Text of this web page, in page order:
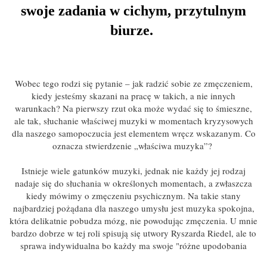
swoje zadania w cichym, przytulnym
biurze.
Wobec tego rodzi się pytanie – jak radzić sobie ze zmęczeniem,
kiedy jesteśmy skazani na pracę w takich, a nie innych
warunkach? Na pierwszy rzut oka może wydać się to śmieszne,
ale tak, słuchanie właściwej muzyki w momentach kryzysowych
dla naszego samopoczucia jest elementem wręcz wskazanym. Co
oznacza stwierdzenie „właściwa muzyka”?
Istnieje wiele gatunków muzyki, jednak nie każdy jej rodzaj
nadaje się do słuchania w określonych momentach, a zwłaszcza
kiedy mówimy o zmęczeniu psychicznym. Na takie stany
najbardziej pożądana dla naszego umysłu jest muzyka spokojna,
która delikatnie pobudza mózg, nie powodując zmęczenia. U mnie
bardzo dobrze w tej roli spisują się utwory Ryszarda Riedel, ale to
sprawa indywidualna bo każdy ma swoje "różne upodobania